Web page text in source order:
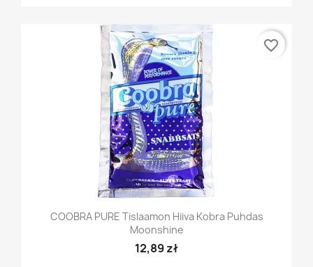
COOBRA PURE Tislaamon Hiiva Kobra Puhdas
Moonshine
12,89 zł
favorite_border